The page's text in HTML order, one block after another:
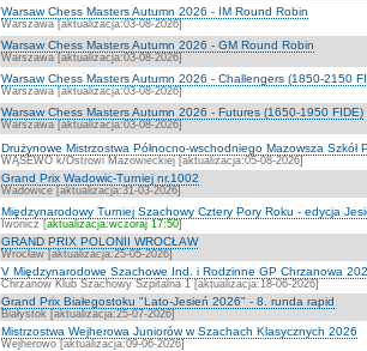
Warsaw Chess Masters Autumn 2026 - IM Round Robin
Warszawa [aktualizacja:03-08-2026]
Warsaw Chess Masters Autumn 2026 - GM Round Robin
Warszawa [aktualizacja:03-08-2026]
Warsaw Chess Masters Autumn 2026 - Challengers (1850-2150
Warszawa [aktualizacja:03-08-2026]
Warsaw Chess Masters Autumn 2026 - Futures (1650-1950 FIDE)
Warszawa [aktualizacja:03-08-2026]
Drużynowe Mistrzostwa Północno-wschodniego Mazowsza Szkół
WĄSEWO k/Ostrowi Mazowieckiej [aktualizacja:05-08-2026]
Grand Prix Wadowic-Turniej nr.1002
Wadowice [aktualizacja:31-03-2026]
Międzynarodowy Turniej Szachowy Cztery Pory Roku - edycja
Iwonicz [aktualizacja:wczoraj 17:50]
GRAND PRIX POLONII WROCŁAW
Wrocław [aktualizacja:25-05-2026]
V Międzynarodowe Szachowe Ind. i Rodzinne GP Chrzanowa
Chrzanów Klub Szachowy Szpitalna 1 [aktualizacja:18-06-2026]
Grand Prix Białegostoku "Lato-Jesień 2026" - 8. runda rapid
Białystok [aktualizacja:25-07-2026]
Mistrzostwa Wejherowa Juniorów w Szachach Klasycznych 2026
Wejherowo [aktualizacja:09-06-2026]